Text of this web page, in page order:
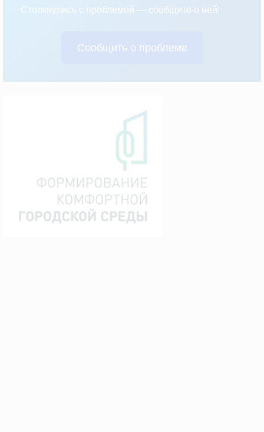
Столкнулись с проблемой — сообщите о ней!
Сообщить о проблеме